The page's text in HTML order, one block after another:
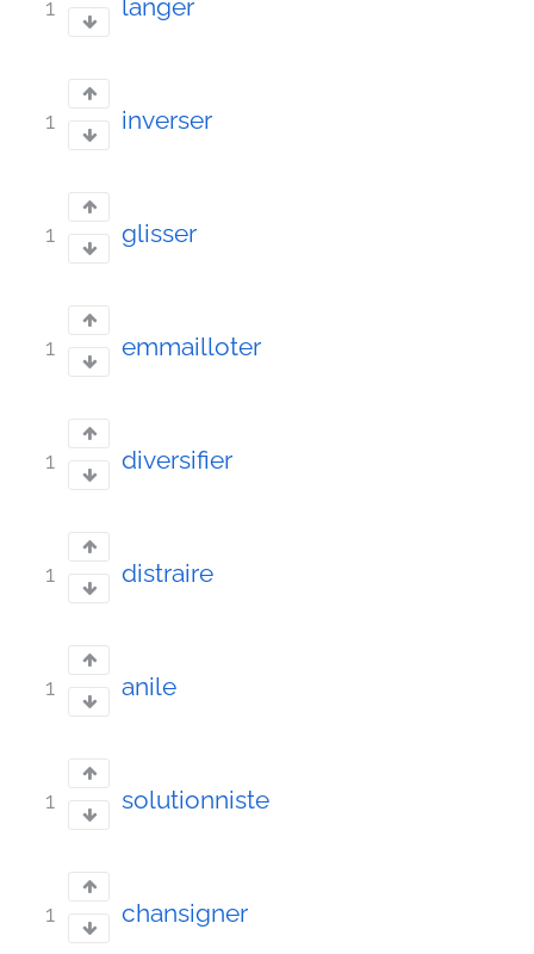
1 langer
1 inverser
1 glisser
1 emmailloter
1 diversifier
1 distraire
1 anile
1 solutionniste
1 chansigner